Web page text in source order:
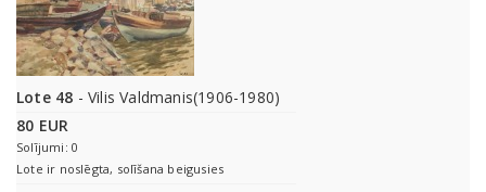
Lote 48 - Vilis Valdmanis(1906-1980)
80 EUR
Solījumi: 0
Lote ir noslēgta, solīšana beigusies